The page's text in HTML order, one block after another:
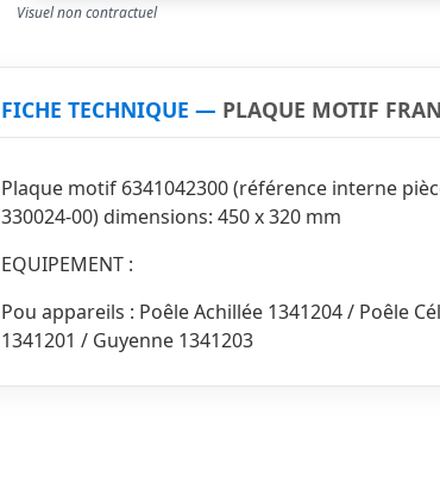
Visuel non contractuel
FICHE TECHNIQUE — PLAQUE MOTIF
Plaque motif 6341042300 (référence interne
330024-00) dimensions: 450 x 320 mm
EQUIPEMENT :
Pou appareils : Poêle Achillée 1341204 / Poêle
1341201 / Guyenne 1341203